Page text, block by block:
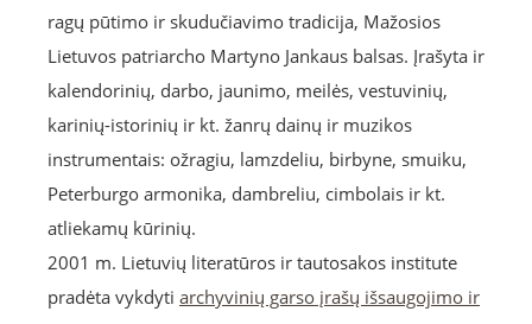
ragų pūtimo ir skudučiavimo tradicija, Mažosios
Lietuvos patriarcho Martyno Jankaus balsas. Įrašyta ir
kalendorinių, darbo, jaunimo, meilės, vestuvinių,
karinių-istorinių ir kt. žanrų dainų ir muzikos
instrumentais: ožragiu, lamzdeliu, birbyne, smuiku,
Peterburgo armonika, dambreliu, cimbolais ir kt.
atliekamų kūrinių.
2001 m. Lietuvių literatūros ir tautosakos institute
pradėta vykdyti archyvinių garso įrašų išsaugojimo ir